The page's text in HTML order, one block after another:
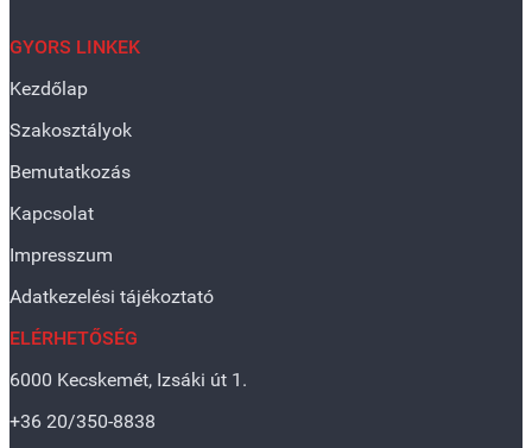
GYORS LINKEK
Kezdőlap
Szakosztályok
Bemutatkozás
Kapcsolat
Impresszum
Adatkezelési tájékoztató
ELÉRHETŐSÉG
6000 Kecskemét, Izsáki út 1.
+36 20/350-8838